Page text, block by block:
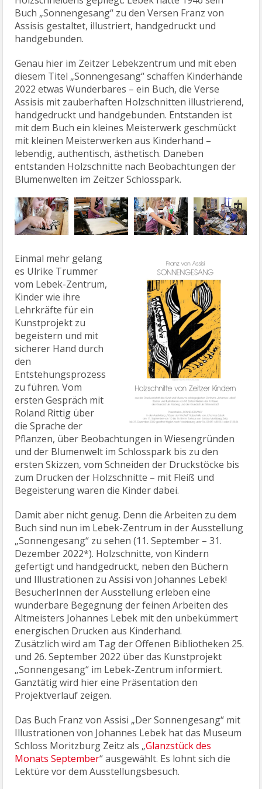
Buch „Sonnengesang“ zu den Versen Franz von
Assisis gestaltet, illustriert, handgedruckt und
handgebunden.
Genau hier im Zeitzer Lebekzentrum und mit eben
diesem Titel „Sonnengesang“ schaffen Kinderhände
2022 etwas Wunderbares – ein Buch, die Verse
Assisis mit zauberhaften Holzschnitten illustrierend,
handgedruckt und handgebunden. Entstanden ist
mit dem Buch ein kleines Meisterwerk geschmückt
mit kleinen Meisterwerken aus Kinderhand –
lebendig, authentisch, ästhetisch. Daneben
entstanden Holzschnitte nach Beobachtungen der
Blumenwelten im Zeitzer Schlosspark.
Einmal mehr gelang
es Ulrike Trummer
vom Lebek-Zentrum,
Kinder wie ihre
Lehrkräfte für ein
Kunstprojekt zu
begeistern und mit
sicherer Hand durch
den
Entstehungsprozess
zu führen. Vom
ersten Gespräch mit
Roland Rittig über
die Sprache der
Pflanzen, über Beobachtungen in Wiesengründen
und der Blumenwelt im Schlosspark bis zu den
ersten Skizzen, vom Schneiden der Druckstöcke bis
zum Drucken der Holzschnitte – mit Fleiß und
Begeisterung waren die Kinder dabei.
Damit aber nicht genug. Denn die Arbeiten zu dem
Buch sind nun im Lebek-Zentrum in der Ausstellung
„Sonnengesang“ zu sehen (11. September – 31.
Dezember 2022*). Holzschnitte, von Kindern
gefertigt und handgedruckt, neben den Büchern
und Illustrationen zu Assisi von Johannes Lebek!
BesucherInnen der Ausstellung erleben eine
wunderbare Begegnung der feinen Arbeiten des
Altmeisters Johannes Lebek mit den unbekümmert
energischen Drucken aus Kinderhand.
Zusätzlich wird am Tag der Offenen Bibliotheken 25.
und 26. September 2022 über das Kunstprojekt
„Sonnengesang“ im Lebek-Zentrum informiert.
Ganztätig wird hier eine Präsentation den
Projektverlauf zeigen.
Das Buch Franz von Assisi „Der Sonnengesang“ mit
Illustrationen von Johannes Lebek hat das Museum
Schloss Moritzburg Zeitz als „Glanzstück des
Monats September“ ausgewählt. Es lohnt sich die
Lektüre vor dem Ausstellungsbesuch.